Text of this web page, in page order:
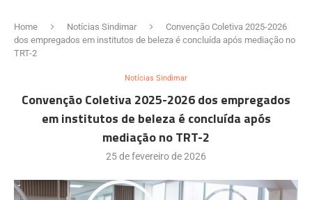
Home Notícias Sindimar
Convenção Coletiva 2025-2026
dos empregados em institutos de beleza é concluída após mediação no
TRT-2
Notícias Sindimar
Convenção Coletiva 2025-2026 dos empregados
em institutos de beleza é concluída após
mediação no TRT-2
25 de fevereiro de 2026